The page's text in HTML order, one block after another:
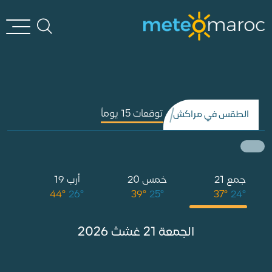
الطقس في مراكش توقعات 15 يوماً
أرب 19
44° 26°
خمس 20
39° 25°
جمع 21
37° 24°
الجمعة 21 غشث 2026